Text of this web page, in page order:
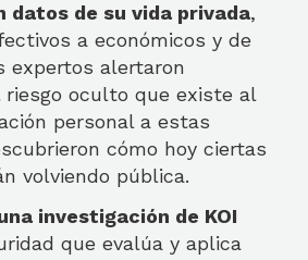
datos de su vida privada,
a económicos y de
expertos alertaron
oculto que existe al
personal a estas
cómo hoy ciertas
volviendo pública.
investigación de KOI
que evalúa y aplica